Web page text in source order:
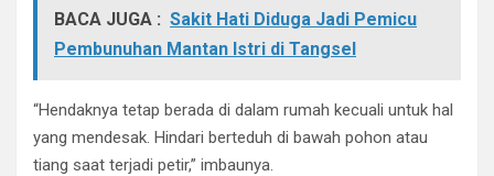
BACA JUGA : Sakit Hati Diduga Jadi Pemicu
Pembunuhan Mantan Istri di Tangsel
“Hendaknya tetap berada di dalam rumah kecuali untuk hal
yang mendesak. Hindari berteduh di bawah pohon atau
tiang saat terjadi petir,” imbaunya.